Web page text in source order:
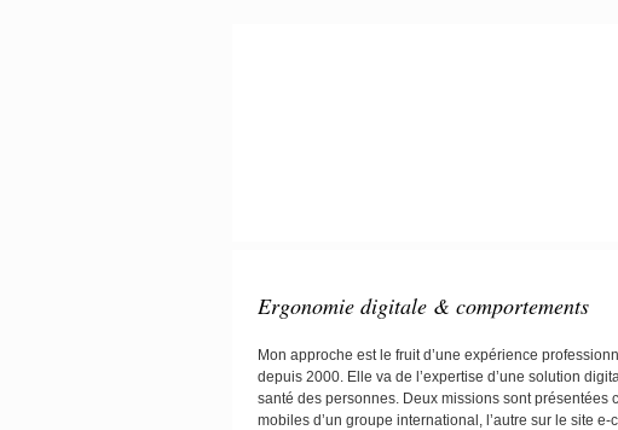
Ergonomie digitale & comportements
Mon approche est le fruit d’une expérience
depuis 2000. Elle va de l’expertise d’une solution
santé des personnes. Deux missions sont présentées
mobiles d’un groupe international, l’autre sur le site